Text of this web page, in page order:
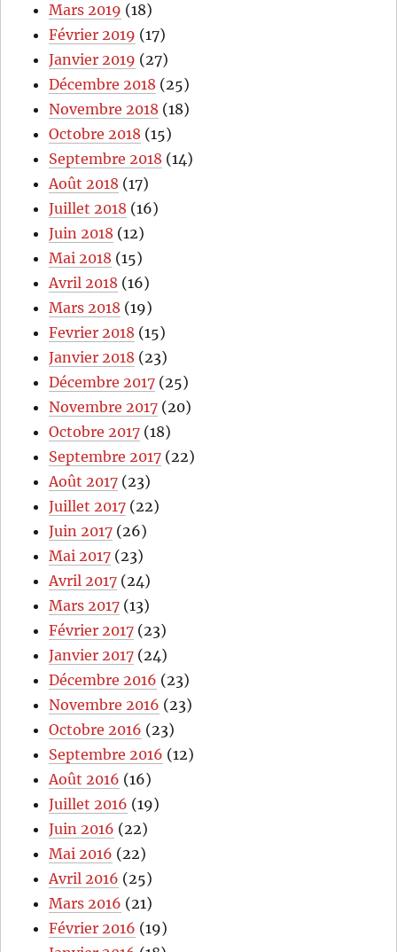
Mars 2019 (18)
Février 2019 (17)
Janvier 2019 (27)
Décembre 2018 (25)
Novembre 2018 (18)
Octobre 2018 (15)
Septembre 2018 (14)
Août 2018 (17)
Juillet 2018 (16)
Juin 2018 (12)
Mai 2018 (15)
Avril 2018 (16)
Mars 2018 (19)
Fevrier 2018 (15)
Janvier 2018 (23)
Décembre 2017 (25)
Novembre 2017 (20)
Octobre 2017 (18)
Septembre 2017 (22)
Août 2017 (23)
Juillet 2017 (22)
Juin 2017 (26)
Mai 2017 (23)
Avril 2017 (24)
Mars 2017 (13)
Février 2017 (23)
Janvier 2017 (24)
Décembre 2016 (23)
Novembre 2016 (23)
Octobre 2016 (23)
Septembre 2016 (12)
Août 2016 (16)
Juillet 2016 (19)
Juin 2016 (22)
Mai 2016 (22)
Avril 2016 (25)
Mars 2016 (21)
Février 2016 (19)